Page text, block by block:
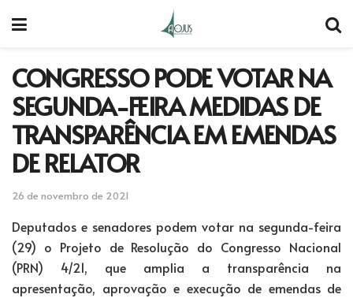
CONGRESSO PODE VOTAR NA
SEGUNDA-FEIRA MEDIDAS DE
TRANSPARÊNCIA EM EMENDAS
DE RELATOR
26 de novembro de 2021
Deputados e senadores podem votar na segunda-feira
(29) o Projeto de Resolução do Congresso Nacional
(PRN) 4/21, que amplia a transparência na
apresentação, aprovação e execução de emendas de